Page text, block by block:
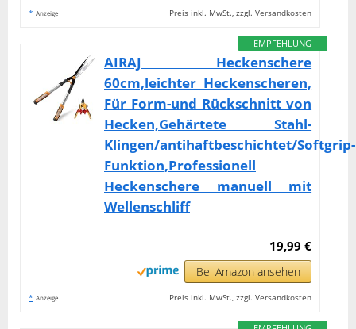
* Anzeige Preis inkl. MwSt., zzgl. Versandkosten
EMPFEHLUNG
AIRAJ Heckenschere
60cm,leichter Heckenscheren,
Für Form-und Rückschnitt von
Hecken,Gehärtete Stahl-
Klingen/antihaftbeschichtet/Softgrip-
Funktion,Professionell
Heckenschere manuell mit
Wellenschliff
19,99 €
Bei Amazon ansehen
* Anzeige Preis inkl. MwSt., zzgl. Versandkosten